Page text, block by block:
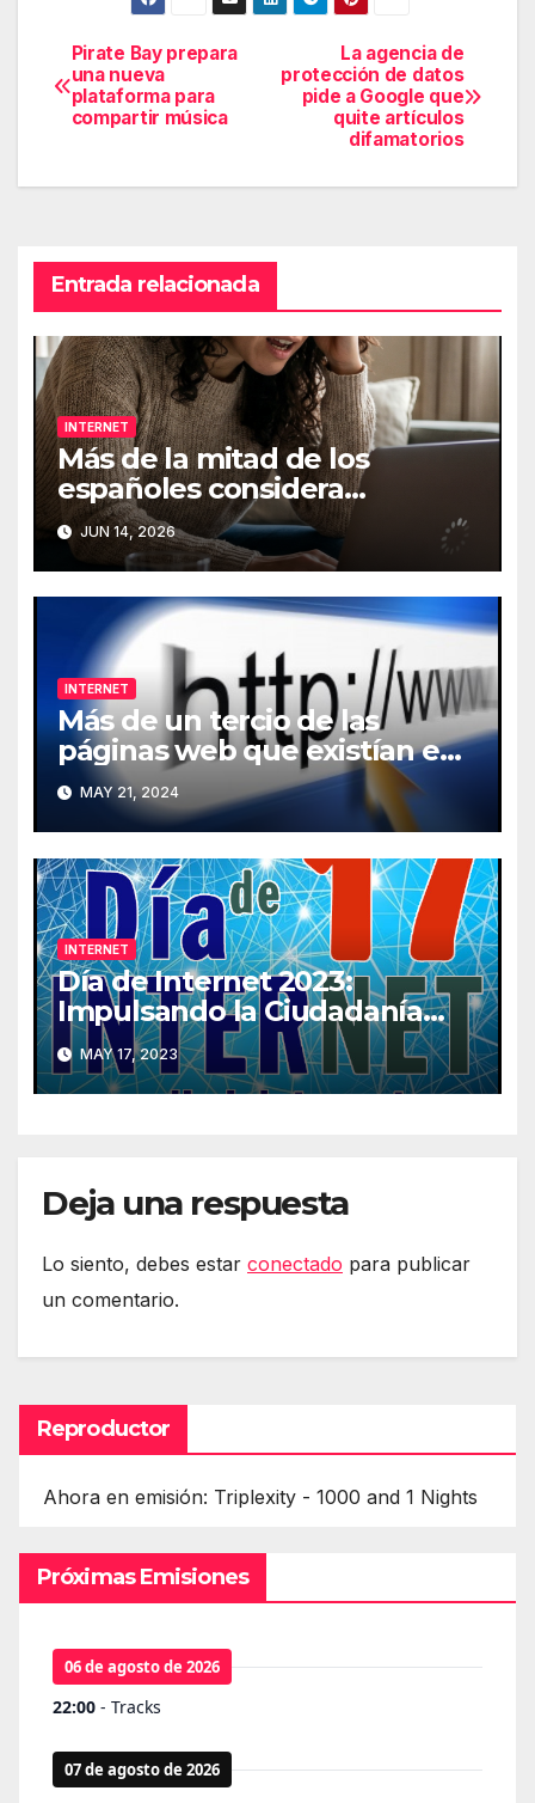
Navegación
de
La agencia de
protección de datos
pide a Google que
quite artículos
difamatorios
Pirate Bay prepara
una nueva
plataforma para
compartir música
Entrada relacionada
INTERNET
Más de la mitad de los
españoles considera
fundamental la conexión a
Internet
JUN 14, 2026
INTERNET
Más de un tercio de las
páginas web que existían en
2013 han desaparecido de
Internet
MAY 21, 2024
INTERNET
Día de Internet 2023:
Impulsando la Ciudadanía
Digital
MAY 17, 2023
Deja una respuesta
Lo siento, debes estar conectado para publicar
un comentario.
Reproductor
Ahora en emisión: Triplexity - 1000 and 1 Nights
Próximas Emisiones